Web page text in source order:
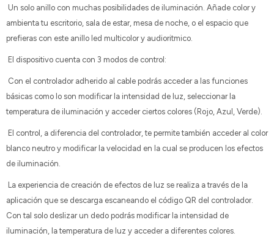
Un solo anillo con muchas posibilidades de iluminación. Añade color y
ambienta tu escritorio, sala de estar, mesa de noche, o el espacio que
prefieras con este anillo led multicolor y audioritmico.
El dispositivo cuenta con 3 modos de control:
Con el controlador adherido al cable podrás acceder a las funciones
básicas como lo son modificar la intensidad de luz, seleccionar la
temperatura de iluminación y acceder ciertos colores (Rojo, Azul, Verde).
El control, a diferencia del controlador, te permite también acceder al color
blanco neutro y modificar la velocidad en la cual se producen los efectos
de iluminación.
La experiencia de creación de efectos de luz se realiza a través de la
aplicación que se descarga escaneando el código QR del controlador.
Con tal solo deslizar un dedo podrás modificar la intensidad de
iluminación, la temperatura de luz y acceder a diferentes colores.